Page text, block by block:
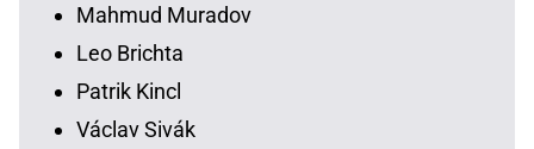
Mahmud Muradov
Leo Brichta
Patrik Kincl
Václav Sivák